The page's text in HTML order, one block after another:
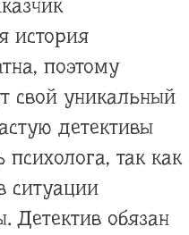
история
поэтому
свой уникальный
детективы
так как
ситуации
Детектив обязан